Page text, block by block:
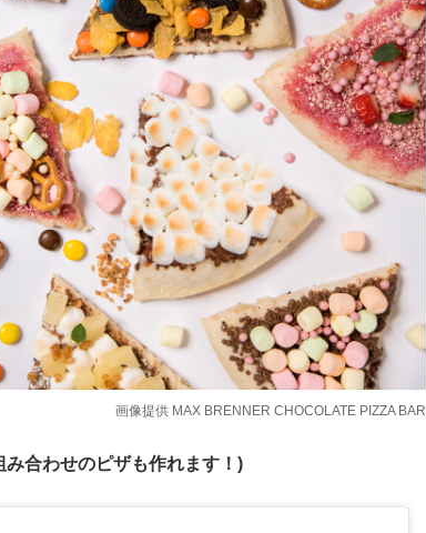
画像提供 MAX BRENNER CHOCOLATE PIZZA BAR
合わせのピザも作れます！)